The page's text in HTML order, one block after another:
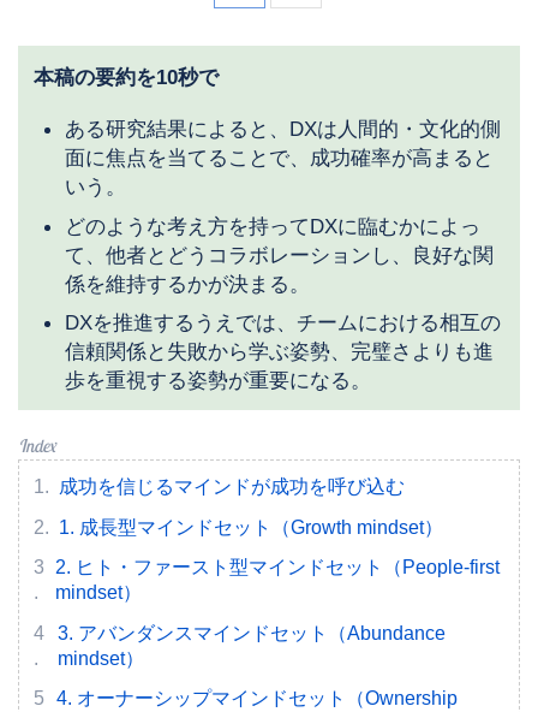
本稿の要約を10秒で
ある研究結果によると、DXは人間的・文化的側
面に焦点を当てることで、成功確率が高まると
いう。
どのような考え方を持ってDXに臨むかによっ
て、他者とどうコラボレーションし、良好な関
係を維持するかが決まる。
DXを推進するうえでは、チームにおける相互の
信頼関係と失敗から学ぶ姿勢、完璧さよりも進
歩を重視する姿勢が重要になる。
成功を信じるマインドが成功を呼び込む
1. 成長型マインドセット（Growth mindset）
2. ヒト・ファースト型マインドセット（People-first
mindset）
3. アバンダンスマインドセット（Abundance
mindset）
4. オーナーシップマインドセット（Ownership